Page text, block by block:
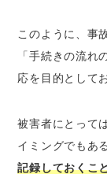
このように、事
「手続きの流れ
応を目的として
被害者にとって
イミングでもあ
記録しておくこ